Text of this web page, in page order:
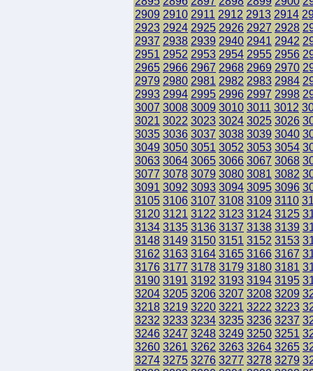
2909 2910 2911 2912 2913 2914
2923 2924 2925 2926 2927 2928
2937 2938 2939 2940 2941 2942
2951 2952 2953 2954 2955 2956
2965 2966 2967 2968 2969 2970
2979 2980 2981 2982 2983 2984
2993 2994 2995 2996 2997 2998
3007 3008 3009 3010 3011 3012
3021 3022 3023 3024 3025 3026
3035 3036 3037 3038 3039 3040
3049 3050 3051 3052 3053 3054
3063 3064 3065 3066 3067 3068
3077 3078 3079 3080 3081 3082
3091 3092 3093 3094 3095 3096
3105 3106 3107 3108 3109 3110
3120 3121 3122 3123 3124 3125
3134 3135 3136 3137 3138 3139
3148 3149 3150 3151 3152 3153
3162 3163 3164 3165 3166 3167
3176 3177 3178 3179 3180 3181
3190 3191 3192 3193 3194 3195
3204 3205 3206 3207 3208 3209
3218 3219 3220 3221 3222 3223
3232 3233 3234 3235 3236 3237
3246 3247 3248 3249 3250 3251
3260 3261 3262 3263 3264 3265
3274 3275 3276 3277 3278 3279